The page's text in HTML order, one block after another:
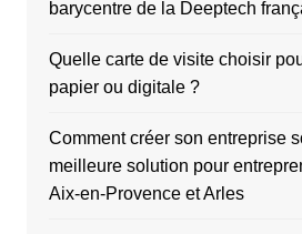
barycentre de la Deeptech
Quelle carte de visite choisir
papier ou digitale ?
Comment créer son entreprise
meilleure solution pour
Aix-en-Provence et Arles